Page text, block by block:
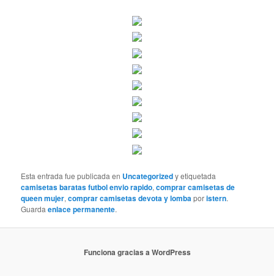
Esta entrada fue publicada en Uncategorizedy etiquetada
camisetas baratas futbol envio rapido,comprar camisetas de
queen mujer,comprar camisetas devota y lombaporistern.
Guardaenlace permanente.
Funciona gracias a WordPress